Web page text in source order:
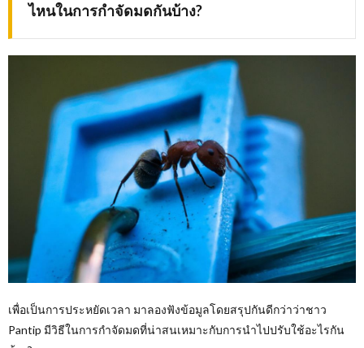
ไหนในการกำจัดมดกันบ้าง?
เพื่อเป็นการประหยัดเวลา มาลองฟังข้อมูลโดยสรุปกันดีกว่าว่าชาว
Pantip มีวิธีในการกำจัดมดที่น่าสนเหมาะกับการนำไปปรับใช้อะไรกัน